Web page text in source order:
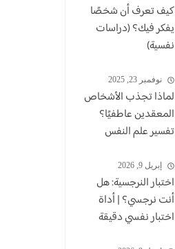
كيف تعرف أن شخصًا
يفكر فيك؟ (دراسات
نفسية)
نوفمبر 23, 2025
لماذا تجذب الأشخاص
المعقدين عاطفيًا؟
تفسير علم النفس
إبريل 9, 2026
اختبار النرجسية: هل
أنت نرجسي؟ | أداة
اختبار نفسي دقيقة